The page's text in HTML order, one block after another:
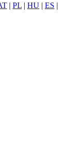
| PL | HU | ES |